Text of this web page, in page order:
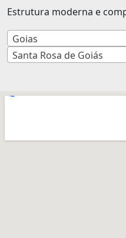
Estrutura moderna e
Goias
Santa Rosa de Goiás